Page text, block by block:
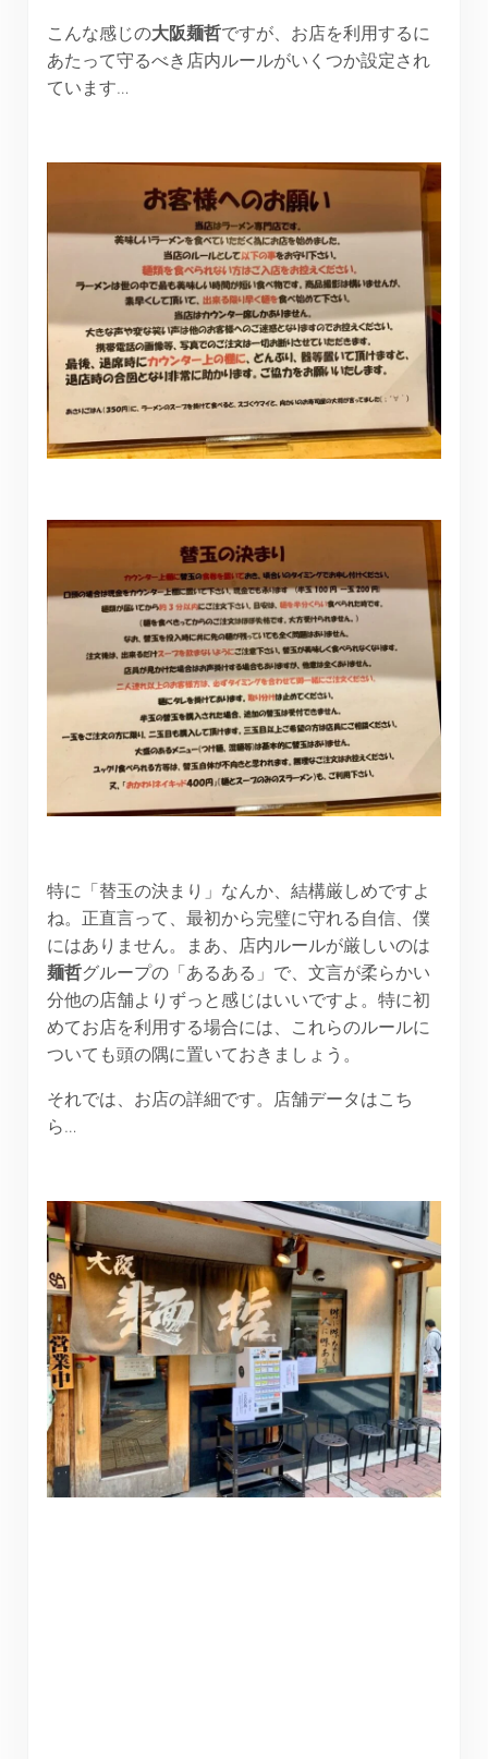
こんな感じの大阪麺哲ですが、お店を利用するに
あたって守るべき店内ルールがいくつか設定され
ています…
特に「替玉の決まり」なんか、結構厳しめですよ
ね。正直言って、最初から完璧に守れる自信、僕
にはありません。まあ、店内ルールが厳しいのは
麺哲グループの「あるある」で、文言が柔らかい
分他の店舗よりずっと感じはいいですよ。特に初
めてお店を利用する場合には、これらのルールに
ついても頭の隅に置いておきましょう。
それでは、お店の詳細です。店舗データはこち
ら…